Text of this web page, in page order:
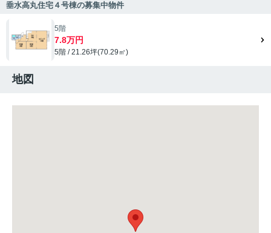
垂水高丸住宅４号棟の募集中物件
5階
7.8万円
5階 / 21.26坪(70.29㎡)
地図